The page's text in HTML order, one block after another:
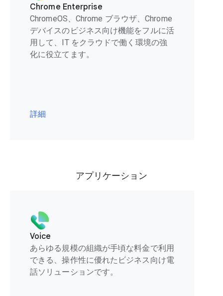
Chrome Enterprise
ChromeOS、Chrome ブラウザ、Chrome
デバイスのビジネス向け機能をフルに活
用して、IT をクラウドで働く環境の強
化に役立てます。
詳細
アプリケーション
Voice
あらゆる規模の組織が手頃な料金で利用
できる、操作性に優れたビジネス向け電
話ソリューションです。